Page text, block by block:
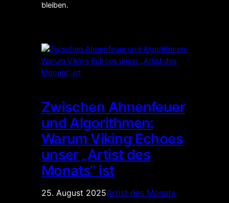
bleiben.
Zwischen Ahnenfeuer
und Algorithmen:
Warum Viking Echoes
unser „Artist des
Monats“ ist
25. August 2025Artist des Monats